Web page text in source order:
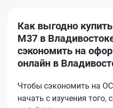
Как выгодно
M37 в
сэкономить на
онлайн в
Чтобы сэкономить на
начать с изучения того,